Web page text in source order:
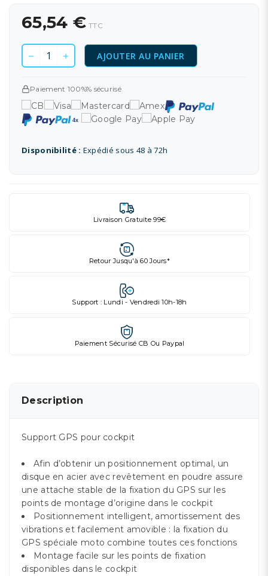
65,54 € TTC
AJOUTER AU PANIER
Paiement 100%% sécurisé
Disponibilité : Expédié sous 48 à 72h
Livraison Gratuite 99€
Retour Jusqu'à 60 Jours*
Support : Lundi - Vendredi 10h-18h
Paiement Sécurisé CB Ou Paypal
Description
Support GPS pour cockpit
Afin d’obtenir un positionnement optimal, un
disque en acier avec revêtement en poudre assure
une attache stable de la fixation du GPS sur les
points de montage d’origine dans le cockpit
Positionnement intelligent, amortissement des
vibrations et facilement amovible : la fixation du
GPS spéciale moto combine toutes ces fonctions
Montage facile sur les points de fixation
disponibles dans le cockpit